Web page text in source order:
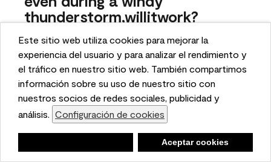
This website uses cookies to enhance user experience
and to analyze performance and traffic on our website.
We also share information about your use of our site
with our social media, advertising, and analytics
partners. Cookie Settings
Accept Cookies
Este sitio web utiliza cookies para mejorar la
experiencia del usuario y para analizar el rendimiento y
el tráfico en nuestro sitio web. También compartimos
información sobre su uso de nuestro sitio con
nuestros socios de redes sociales, publicidad y
análisis. Configuración de cookies
Aceptar cookies
thunderstorm,willitwork?
tdsawa
26 days ago
Answer this Question
exterior formula for this color, it carries a "not
recommended for exterior use" warning because the color